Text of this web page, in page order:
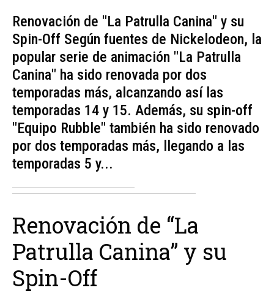
Renovación de "La Patrulla Canina" y su
Spin-Off Según fuentes de Nickelodeon, la
popular serie de animación "La Patrulla
Canina" ha sido renovada por dos
temporadas más, alcanzando así las
temporadas 14 y 15. Además, su spin-off
"Equipo Rubble" también ha sido renovado
por dos temporadas más, llegando a las
temporadas 5 y...
Renovación de “La
Patrulla Canina” y su
Spin-Off